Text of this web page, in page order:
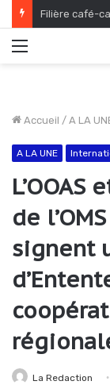
Accueil / A LA
A LA UNE
de
signent
La Redaction